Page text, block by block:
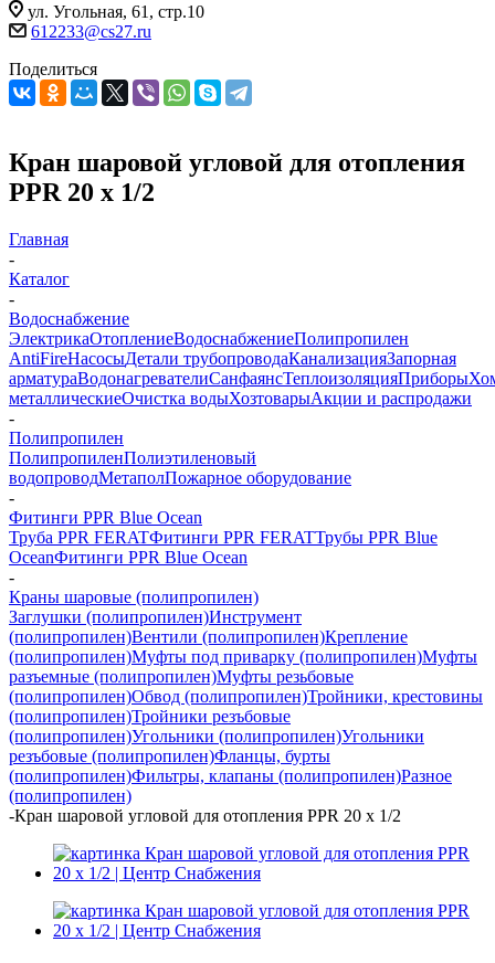
ул. Угольная, 61, стр.10
612233@cs27.ru
Поделиться
Кран шаровой угловой для отопления
PPR 20 х 1/2
Главная
-
Каталог
-
Водоснабжение
ЭлектрикаОтоплениеВодоснабжениеПолипропилен
AntiFireНасосыДетали трубопроводаКанализацияЗапорная
арматураВодонагревателиСанфаянсТеплоизоляцияПриборы
металлическиеОчистка водыХозтоварыАкции и распродажи
-
Полипропилен
ПолипропиленПолиэтиленовый
водопроводМетаполПожарное оборудование
-
Фитинги PPR Blue Ocean
Труба PPR FERATФитинги PPR FERATТрубы PPR Blue
OceanФитинги PPR Blue Ocean
-
Краны шаровые (полипропилен)
Заглушки (полипропилен)Инструмент
(полипропилен)Вентили (полипропилен)Крепление
(полипропилен)Муфты под приварку (полипропилен)Муфты
разъемные (полипропилен)Муфты резьбовые
(полипропилен)Обвод (полипропилен)Тройники, крестовины
(полипропилен)Тройники резъбовые
(полипропилен)Угольники (полипропилен)Угольники
резъбовые (полипропилен)Фланцы, бурты
(полипропилен)Фильтры, клапаны (полипропилен)Разное
(полипропилен)
-Кран шаровой угловой для отопления PPR 20 х 1/2